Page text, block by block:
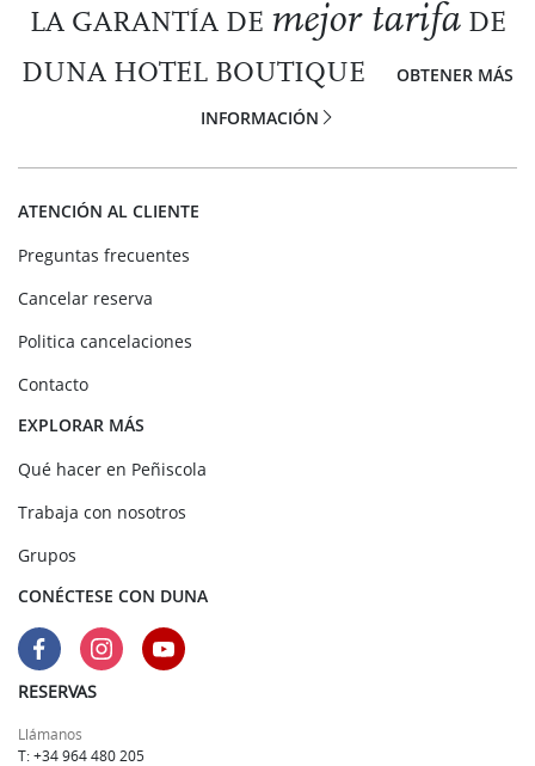
LA GARANTÍA DE mejor tarifaDE
DUNA HOTEL BOUTIQUE
OBTENER MÁS
INFORMACIÓN
ATENCIÓN AL CLIENTE
Preguntas frecuentes
Cancelar reserva
Politica cancelaciones
Contacto
EXPLORAR MÁS
Qué hacer en Peñiscola
Trabaja con nosotros
Grupos
CONÉCTESE CON DUNA
RESERVAS
Llámanos
T: +34 964 480 205